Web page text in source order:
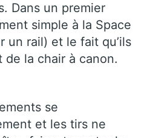
Dans un premier
simple à la Space
un rail) et le fait qu’ils
la chair à canon.
se
et les tirs ne